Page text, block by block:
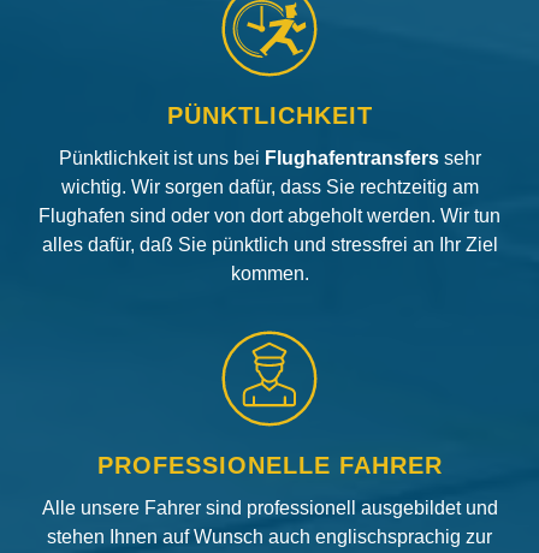
PÜNKTLICHKEIT
Pünktlichkeit ist uns bei Flughafentransfers sehr
wichtig. Wir sorgen dafür, dass Sie rechtzeitig am
Flughafen sind oder von dort abgeholt werden. Wir tun
alles dafür, daß Sie pünktlich und stressfrei an Ihr Ziel
kommen.
PROFESSIONELLE FAHRER
Alle unsere Fahrer sind professionell ausgebildet und
stehen Ihnen auf Wunsch auch englischsprachig zur